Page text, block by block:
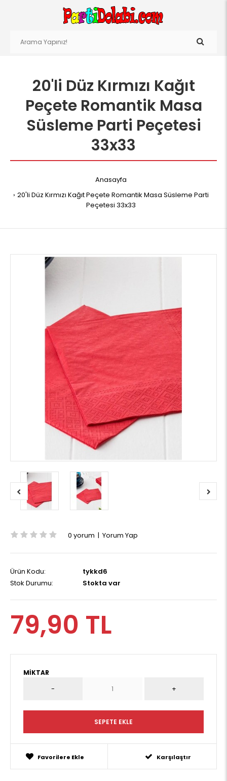
20'li Düz Kırmızı Kağıt
Peçete Romantik Masa
Süsleme Parti Peçetesi
33x33
Anasayfa
20'li Düz Kırmızı Kağıt Peçete Romantik Masa Süsleme Parti
Peçetesi 33x33
0 yorum | Yorum Yap
Ürün Kodu:
tykkd6
Stok Durumu:
Stokta var
79,90 TL
MIKTAR
Favorilere Ekle Karşılaştır